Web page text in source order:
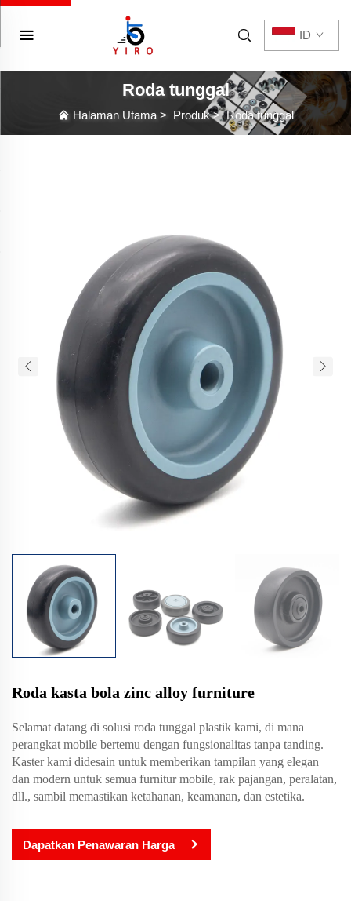
ID
Roda tunggal
Halaman Utama> Produk>Roda tunggal
Roda kasta bola zinc alloy furniture
Selamat datang di solusi roda tunggal plastik kami, di mana
perangkat mobile bertemu dengan fungsionalitas tanpa tanding.
Kaster kami didesain untuk memberikan tampilan yang elegan
dan modern untuk semua furnitur mobile, rak pajangan, peralatan,
dll., sambil memastikan ketahanan, keamanan, dan estetika.
Dapatkan Penawaran Harga